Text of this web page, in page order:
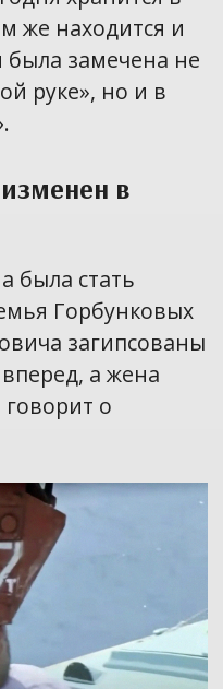
же находится и
была замечена не
руке», но и в
в
была стать
Горбунковых
загипсованы
а жена
говорит о